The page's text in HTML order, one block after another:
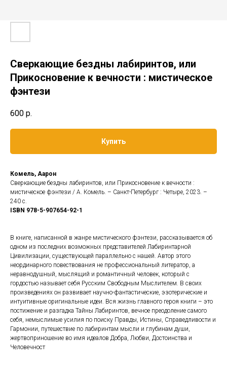
Сверкающие бездны лабиринтов, или
Прикосновение к вечности : мистическое
фэнтези
600 р.
Купить
Комель, Аарон
Сверкающие бездны лабиринтов, или Прикосновение к вечности :
мистическое фэнтези / А. Комель. – Санкт-Петербург : Четыре, 2023. –
240 с.
ISBN 978-5-907654-92-1
В книге, написанной в жанре мистического фэнтези, рассказывается об
одном из последних возможных представителей Лабиринтарной
Цивилизации, существующей параллельно с нашей. Автор этого
неординарного повествования не профессиональный литератор, а
неравнодушный, мыслящий и романтичный человек, который с
гордостью называет себя Русским Свободным Мыслителем. В своих
произведениях он развивает научно-фантастические, эзотерические и
интуитивные оригинальные идеи. Вся жизнь главного героя книги – это
постижение и разгадка Тайны Лабиринтов, вечное преодоление самого
себя, немыслимые усилия по поиску Правды, Истины, Справедливости и
Гармонии, путешествие по лабиринтам мысли и глубинам души,
жертвоприношение во имя идеалов Добра, Любви, Достоинства и
Человечност